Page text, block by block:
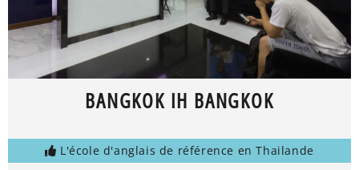
BANGKOK IH BANGKOK
L'école d'anglais de référence en Thailande